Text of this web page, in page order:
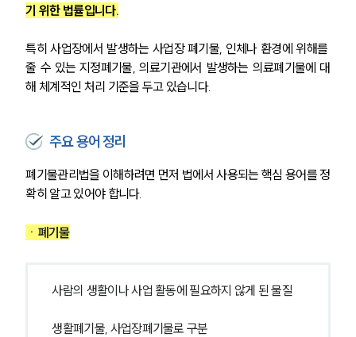
기 위한 법률입니다.
특히 사업장에서 발생하는 사업장 폐기물, 인체나 환경에 위해를
줄 수 있는 지정폐기물, 의료기관에서 발생하는 의료폐기물에 대
해 체계적인 처리 기준을 두고 있습니다.
주요 용어 정리
폐기물관리법을 이해하려면 먼저 법에서 사용되는 핵심 용어를 정
확히 알고 있어야 합니다.
ㆍ 폐기물
사람의 생활이나 사업 활동에 필요하지 않게 된 물질
생활폐기물, 사업장폐기물로 구분